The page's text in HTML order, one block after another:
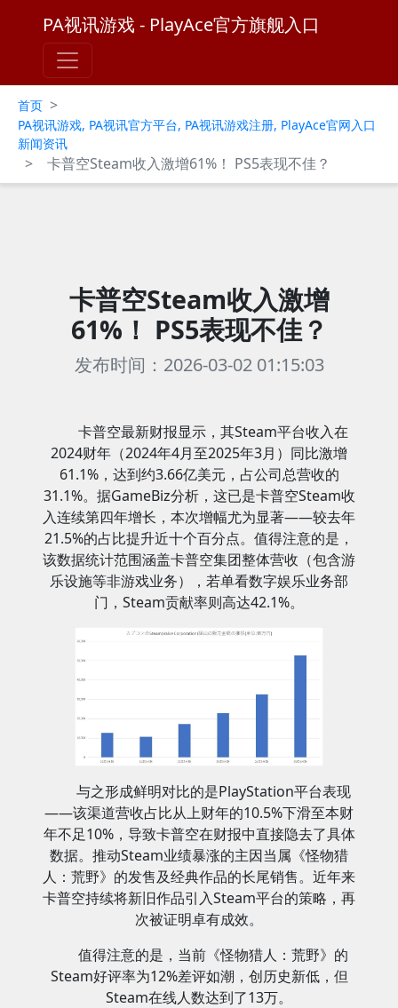
PA视讯游戏 - PlayAce官方旗舰入口
首页 >
PA视讯游戏, PA视讯官方平台, PA视讯游戏注册, PlayAce官网入口
新闻资讯
> 卡普空Steam收入激增61%！ PS5表现不佳？
卡普空Steam收入激增
61%！ PS5表现不佳？
发布时间：2026-03-02 01:15:03
卡普空最新财报显示，其Steam平台收入在
2024财年（2024年4月至2025年3月）同比激增
61.1%，达到约3.66亿美元，占公司总营收的
31.1%。据GameBiz分析，这已是卡普空Steam收
入连续第四年增长，本次增幅尤为显著——较去年
21.5%的占比提升近十个百分点。值得注意的是，
该数据统计范围涵盖卡普空集团整体营收（包含游
乐设施等非游戏业务），若单看数字娱乐业务部
门，Steam贡献率则高达42.1%。
与之形成鲜明对比的是PlayStation平台表现
——该渠道营收占比从上财年的10.5%下滑至本财
年不足10%，导致卡普空在财报中直接隐去了具体
数据。推动Steam业绩暴涨的主因当属《怪物猎
人：荒野》的发售及经典作品的长尾销售。近年来
卡普空持续将新旧作品引入Steam平台的策略，再
次被证明卓有成效。
值得注意的是，当前《怪物猎人：荒野》的
Steam好评率为12%差评如潮，创历史新低，但
Steam在线人数达到了13万。